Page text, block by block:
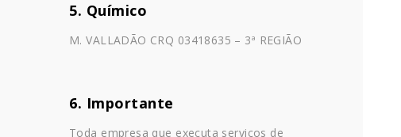
5. Químico
M. VALLADÃO CRQ 03418635 – 3ª REGIÃO
6. Importante
Toda empresa que executa serviços de